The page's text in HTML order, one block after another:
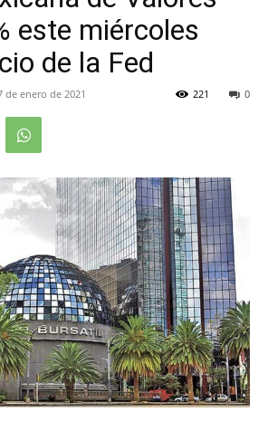
este miércoles
de la Fed
de enero de 2021 0
221